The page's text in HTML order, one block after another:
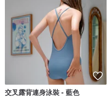
交叉露背連身泳裝 - 藍色